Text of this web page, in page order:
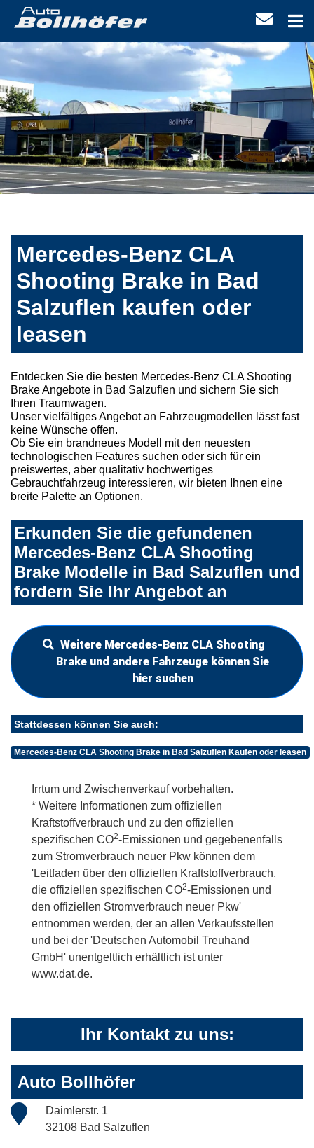
Mercedes-Benz CLA
Shooting Brake in Bad
Salzuflen kaufen oder
leasen
Entdecken Sie die besten Mercedes-Benz CLA Shooting
Brake Angebote in Bad Salzuflen und sichern Sie sich
Ihren Traumwagen.
Unser vielfältiges Angebot an Fahrzeugmodellen lässt fast
keine Wünsche offen.
Ob Sie ein brandneues Modell mit den neuesten
technologischen Features suchen oder sich für ein
preiswertes, aber qualitativ hochwertiges
Gebrauchtfahrzeug interessieren, wir bieten Ihnen eine
breite Palette an Optionen.
Erkunden Sie die gefundenen
Mercedes-Benz CLA Shooting
Brake Modelle in Bad Salzuflen und
fordern Sie Ihr Angebot an
Weitere Mercedes-Benz CLA Shooting
Brake und andere Fahrzeuge können Sie
hier suchen
Stattdessen können Sie auch:
Mercedes-Benz CLA Shooting Brake in Bad Salzuflen Kaufen oder leasen
Irrtum und Zwischenverkauf vorbehalten.
* Weitere Informationen zum offiziellen
Kraftstoffverbrauch und zu den offiziellen
spezifischen CO2-Emissionen und gegebenenfalls
zum Stromverbrauch neuer Pkw können dem
'Leitfaden über den offiziellen Kraftstoffverbrauch,
die offiziellen spezifischen CO2-Emissionen und
den offiziellen Stromverbrauch neuer Pkw'
entnommen werden, der an allen Verkaufsstellen
und bei der 'Deutschen Automobil Treuhand
GmbH' unentgeltlich erhältlich ist unter
www.dat.de.
Ihr Kontakt zu uns:
Auto Bollhöfer
Daimlerstr. 1
32108 Bad Salzuflen